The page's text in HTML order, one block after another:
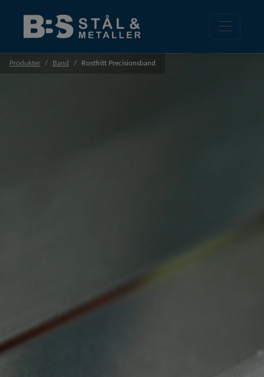
Produkter Band Rostfritt Precisionsband